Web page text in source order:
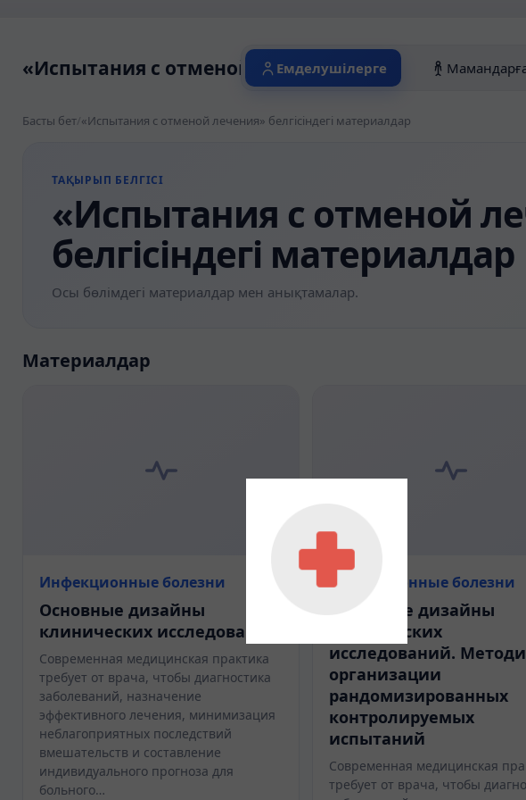
«Испытания с отменой лечения» белгісіндегі
Емделушілерге
Басты бет/«Испытания с отменой лечения» белгісіндегі материалдар
ТАҚЫРЫП БЕЛГІСІ
«Испытания с отменой
белгісіндегі материалдар
Осы бөлімдегі материалдар мен анықтамалар.
Материалдар
Инфекционные болезни
Основные дизайны
клинических исследований
Современная медицинская практика
требует от врача, чтобы диагностика
заболеваний, назначение
эффективного лечения, минимизация
неблагоприятных последствий
вмешательств и составление
индивидуального прогноза для
больного…
Инфекционные болезни
Основные дизайны
клинических
исследований.
организации
рандомизированных
контролируемых
испытаний
Современная медицинская
требует от врача, чтобы